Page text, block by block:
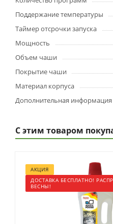
Поддержание температуры
Таймер отсрочки запуска
Мощность
Объем чаши
Покрытие чаши
Материал корпуса
Дополнительная информация
С этим товаром
АКЦИЯ
ДОСТАВКА БЕСПЛАТНО!
ВЕСНЫ!